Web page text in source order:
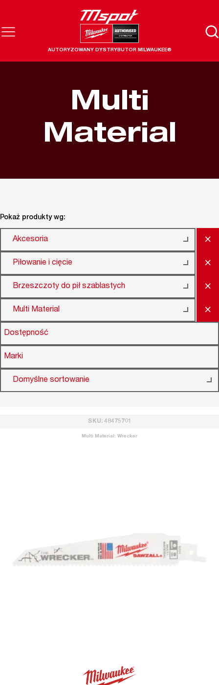
AUTORYZOWANY DYSTRYBUTOR MILWAUKEE®
Multi
Material
Pokaż produkty wg:
Akcesoria ×
Piłowanie i cięcie ×
Brzeszczoty do pił szablastych ×
Multi Material ×
Dostępność
Marki
Domyślne sortowanie
SKU: 48475701
Multi Material: Wrecker